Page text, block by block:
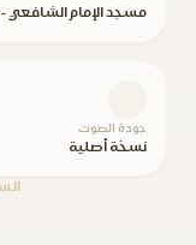
مسجد الإمام الشافعي
جودة الصوت
نسخة أصلية